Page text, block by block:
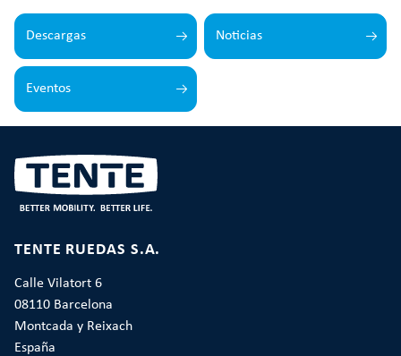
Descargas Noticias
Eventos
TENTE RUEDAS S.A.
Calle Vilatort 6
08110 Barcelona
Montcada y Reixach
España